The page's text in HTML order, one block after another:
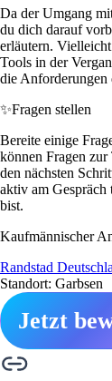
Da der Umgang
du dich darauf
erläutern.
Tools in der
die Anforderungen
✨Fragen stellen
Bereite einige
können Fragen zur
den nächsten
aktiv am
bist.
Kaufmännischer
Randstad
Standort: Garbsen
Jetzt